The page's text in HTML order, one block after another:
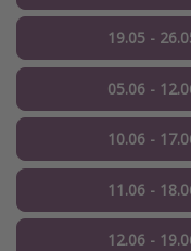
19.05 -
05.06 -
10.06 -
11.06 -
12.06 -